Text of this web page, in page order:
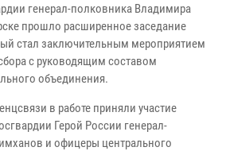
генерал-полковника Владимира
прошло расширенное заседание
стал заключительным мероприятием
с руководящим составом
объединения.
в работе приняли участие
Герой России генерал-
и офицеры центрального